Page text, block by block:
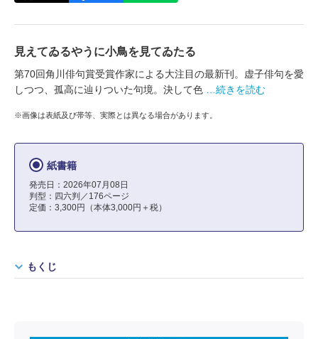
見えてゐるやうに小鳥を見てゐたる
第70回角川俳句賞受賞作家による大注目の最新刊。虚子俳句を愛
しつつ、孤高に辿りついた句境。決して色
…続きを読む
※画像は表紙及び帯等、実際とは異なる場合があります。
紙書籍
発売日：2026年07月08日
判型：四六判／176ページ
定価：3,300円（本体3,000円＋税）
もくじ